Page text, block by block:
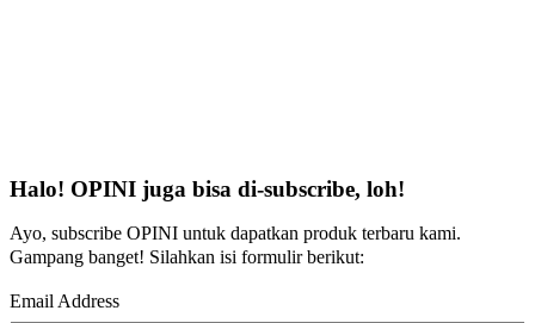
Halo! OPINI juga bisa di-subscribe, loh!
Ayo, subscribe OPINI untuk dapatkan produk terbaru kami.
Gampang banget! Silahkan isi formulir berikut:
Email Address